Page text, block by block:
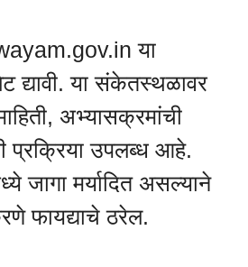
या
द्यावी. या संकेतस्थळावर
अभ्यासक्रमांची
प्रक्रिया उपलब्ध आहे.
जागा मर्यादित असल्याने
फायद्याचे ठरेल.